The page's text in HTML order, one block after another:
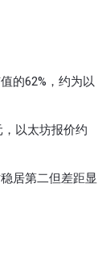
的62%，约为以
以太坊报价约
居第二但差距显